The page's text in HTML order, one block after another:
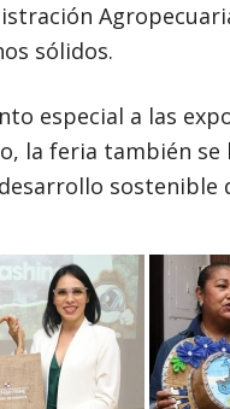
sólidos.
especial a las
la feria también se
sostenible